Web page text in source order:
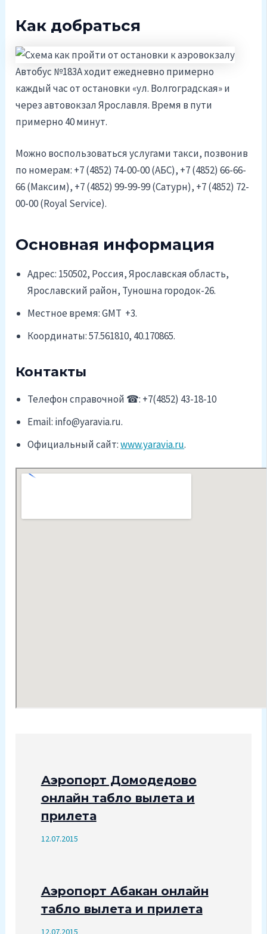
Как добраться
Автобус №183А ходит ежедневно примерно
каждый час от остановки «ул. Волгоградская» и
через автовокзал Ярославля. Время в пути
примерно 40 минут.
Можно воспользоваться услугами такси, позвонив
по номерам: +7 (4852) 74-00-00 (АБС), +7 (4852) 66-66-
66 (Максим), +7 (4852) 99-99-99 (Сатурн), +7 (4852) 72-
00-00 (Royal Service).
Основная информация
Адрес: 150502, Россия, Ярославская область,
Ярославский район, Туношна городок-26.
Местное время: GMT +3.
Координаты: 57.561810, 40.170865.
Контакты
Телефон справочной ☎: +7(4852) 43-18-10
Email: info@yaravia.ru.
Официальный cайт:www.yaravia.ru.
Аэропорт Домодедово
онлайн табло вылета и
прилета
12.07.2015
Аэропорт Абакан онлайн
табло вылета и прилета
12.07.2015